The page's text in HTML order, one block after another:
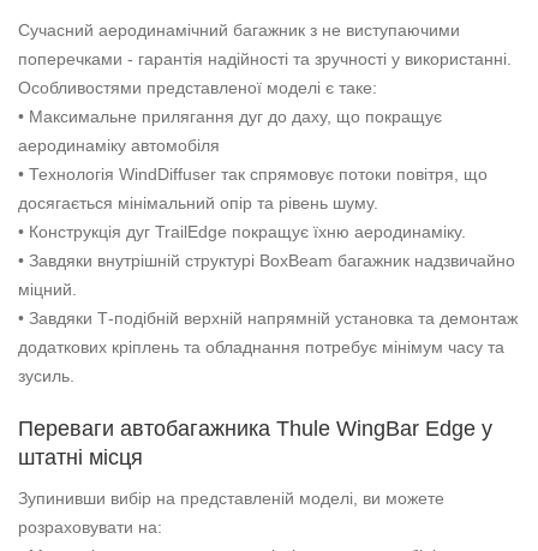
Сучасний аеродинамічний багажник з не виступаючими
поперечками - гарантія надійності та зручності у використанні.
Особливостями представленої моделі є таке:
• Максимальне прилягання дуг до даху, що покращує
аеродинаміку автомобіля
• Технологія WindDiffuser так спрямовує потоки повітря, що
досягається мінімальний опір та рівень шуму.
• Конструкція дуг TrailEdge покращує їхню аеродинаміку.
• Завдяки внутрішній структурі BoxBeam багажник надзвичайно
міцний.
• Завдяки Т-подібній верхній напрямній установка та демонтаж
додаткових кріплень та обладнання потребує мінімум часу та
зусиль.
Переваги автобагажника Thule WingBar Edge у
штатні місця
Зупинивши вибір на представленій моделі, ви можете
розраховувати на: